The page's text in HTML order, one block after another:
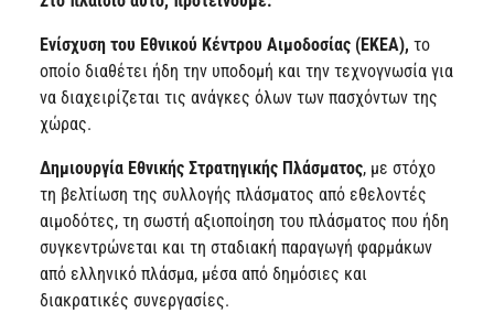
Ενίσχυση του Εθνικού Κέντρου Αιμοδοσίας (ΕΚΕΑ), το
οποίο διαθέτει ήδη την υποδομή και την τεχνογνωσία για
να διαχειρίζεται τις ανάγκες όλων των πασχόντων της
χώρας.
Δημιουργία Εθνικής Στρατηγικής Πλάσματος, με στόχο
τη βελτίωση της συλλογής πλάσματος από εθελοντές
αιμοδότες, τη σωστή αξιοποίηση του πλάσματος που ήδη
συγκεντρώνεται και τη σταδιακή παραγωγή φαρμάκων
από ελληνικό πλάσμα, μέσα από δημόσιες και
διακρατικές συνεργασίες.